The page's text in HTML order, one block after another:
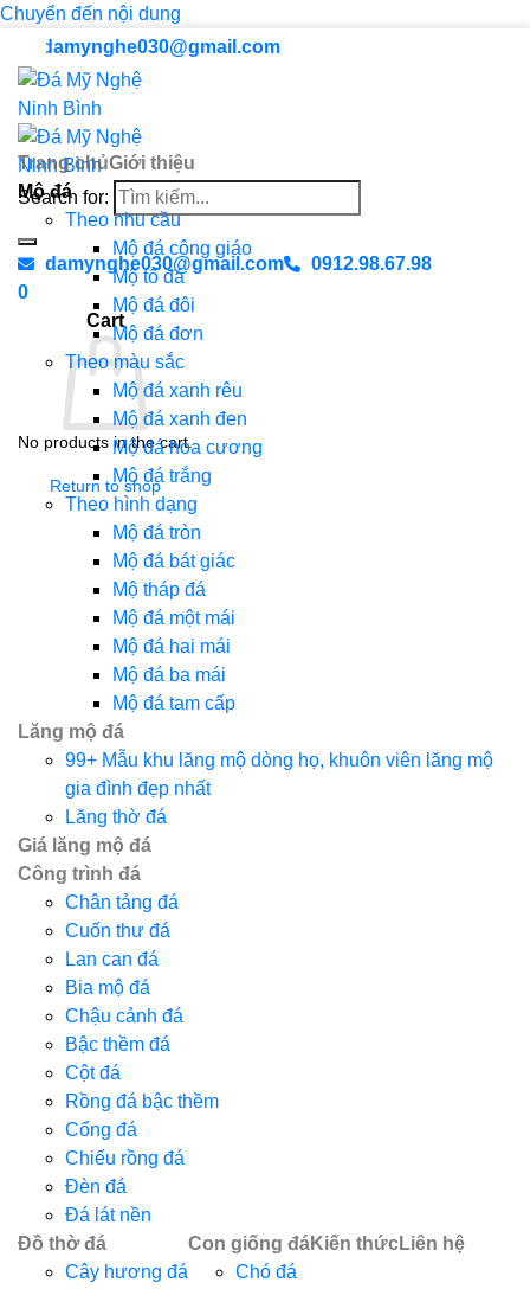
Chuyển đến nội dung
damynghe030@gmail.com
Search for:
damynghe030@gmail.com
0912.98.67.98
0
Cart
No products in the cart.
Return to shop
Trang chủGiới thiệu
Mộ đá
Theo nhu cầu
Mộ đá công giáo
Mộ tổ đá
Mộ đá đôi
Mộ đá đơn
Theo màu sắc
Mộ đá xanh rêu
Mộ đá xanh đen
Mộ đá hoa cương
Mộ đá trắng
Theo hình dạng
Mộ đá tròn
Mộ đá bát giác
Mộ tháp đá
Mộ đá một mái
Mộ đá hai mái
Mộ đá ba mái
Mộ đá tam cấp
Lăng mộ đá
99+ Mẫu khu lăng mộ dòng họ, khuôn viên lăng mộ
gia đình đẹp nhất
Lăng thờ đá
Giá lăng mộ đá
Công trình đá
Chân tảng đá
Cuốn thư đá
Lan can đá
Bia mộ đá
Chậu cảnh đá
Bậc thềm đá
Cột đá
Rồng đá bậc thềm
Cổng đá
Chiếu rồng đá
Đèn đá
Đá lát nền
Đồ thờ đá
Cây hương đá
Con giống đá
Chó đá
Kiến thứcLiên hệ